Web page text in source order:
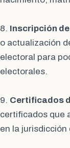
8. Inscripción
o actualización
electoral para
electorales.
9. Certificados
certificados que
en la